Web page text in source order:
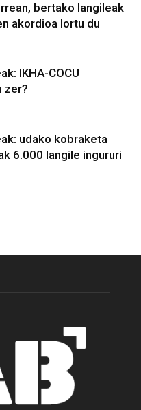
bertako langileak
akordioa lortu du
IKHA-COCU
zer?
udako kobraketa
6.000 langile ingururi